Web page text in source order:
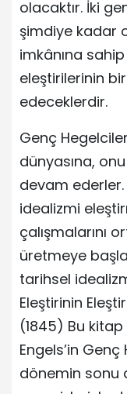
olacaktır. İki
şimdiye kadar
imkânına
eleştirilerinin
edeceklerdir.
Genç
dünyasına,
devam ederler.
idealizmi
çalışmalarını
üretmeye
tarihsel
Eleştirinin
(1845) Bu
Engels’in Genç
dönemin sonu